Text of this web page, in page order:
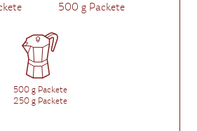
500 g Packete
500 g Packete
250 g Packete